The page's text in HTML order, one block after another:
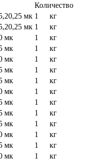
Количество
мк 1
кг
мк 1
кг
мк 1
кг
мк 1
кг
мк 1
кг
мк 1
кг
мк 1
кг
мк 1
кг
мк 1
кг
мк 1
кг
мк 1
кг
мк 1
кг
мк 1
кг
мк 1
кг